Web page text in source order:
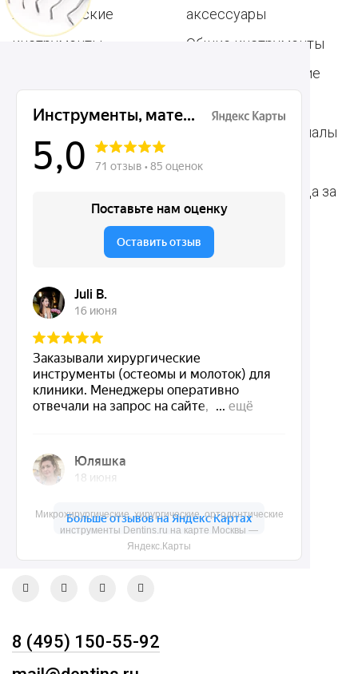
Микрохирургические, хирургические, ортодонтические
инструменты Dentins.ru на карте Москвы —
Яндекс.Карты
Хирургические
инструменты
инструменты
Ортопедические
аксессуары
Общие инструменты
Стоматологические
Расходные материалы
для стоматологии
Средства для ухода за
полостью рта
Зубным техникам
Dentins.ru
Акции
О нас
Политика конфиденциальности
Контакты
8 (495) 150-55-92